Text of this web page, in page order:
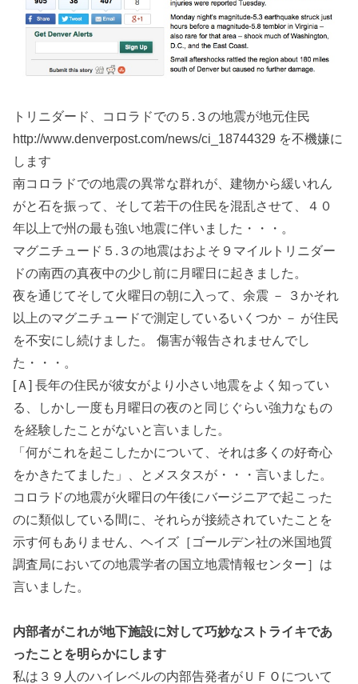
トリニダード、コロラドでの５.３の地震が地元住民
http://www.denverpost.com/news/ci_18744329 を不機嫌に
します
南コロラドでの地震の異常な群れが、建物から緩いれん
がと石を振って、そして若干の住民を混乱させて、４０
年以上で州の最も強い地震に伴いました・・・。
マグニチュード５.３の地震はおよそ９マイルトリニダー
ドの南西の真夜中の少し前に月曜日に起きました。
夜を通じてそして火曜日の朝に入って、余震 － ３かそれ
以上のマグニチュードで測定しているいくつか － が住民
を不安にし続けました。 傷害が報告されませんでし
た・・・。
[Ａ] 長年の住民が彼女がより小さい地震をよく知ってい
る、しかし一度も月曜日の夜のと同じぐらい強力なもの
を経験したことがないと言いました。
「何がこれを起こしたかについて、それは多くの好奇心
をかきたてました」、とメスタスが・・・言いました。
コロラドの地震が火曜日の午後にバージニアで起こった
のに類似している間に、それらが接続されていたことを
示す何もありません、ヘイズ［ゴールデン社の米国地質
調査局においての地震学者の国立地震情報センター］は
言いました。
内部者がこれが地下施設に対して巧妙なストライキであ
ったことを明らかにします
私は３９人のハイレベルの内部告発者がＵＦＯについて